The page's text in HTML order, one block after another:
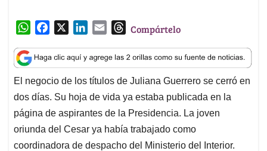
W
a
t
s
A
p
p
c
e
b
o
o
k
n
k
e
d
I
n
a
i
l
T
r
e
a
d
s
Compártelo
El negocio de los títulos de Juliana Guerrero se cerró en
dos días. Su hoja de vida ya estaba publicada en la
página de aspirantes de la Presidencia. La joven
oriunda del Cesar ya había trabajado como
coordinadora de despacho del Ministerio del Interior.